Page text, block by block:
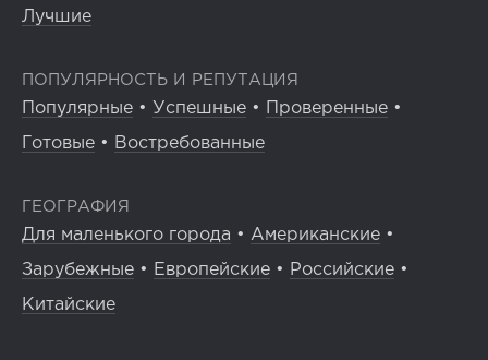
Лучшие
ПОПУЛЯРНОСТЬ И РЕПУТАЦИЯ
Популярные • Успешные • Проверенные •
Готовые • Востребованные
ГЕОГРАФИЯ
Для маленького города • Американские •
Зарубежные • Европейские • Российские •
Китайские